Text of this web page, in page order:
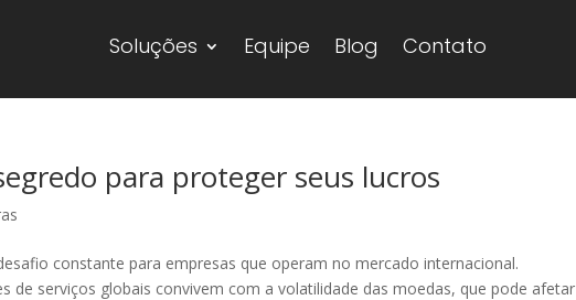
Soluções Equipe Blog Contato
para proteger seus lucros
constante para empresas que operam no mercado internacional.
de serviços globais convivem com a volatilidade das moedas, que pode afetar